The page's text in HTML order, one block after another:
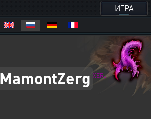
ИГРА
MamontZerg XERJ